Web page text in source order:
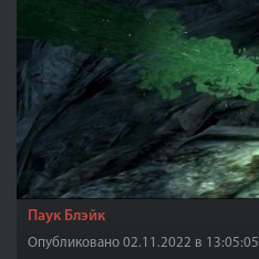
Паук Блэйк
Опубликовано 02.11.2022 в 13:05:05